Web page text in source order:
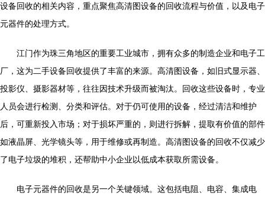
设备回收的相关内容，重点聚焦高清图设备的回收流程与价值，以及电子
元器件的处理方式。
江门作为珠三角地区的重要工业城市，拥有众多的制造企业和电子工
厂，这为二手设备回收提供了丰富的来源。高清图设备，如旧式显示器、
投影仪、摄影器材等，往往因技术升级而被淘汰。回收这些设备时，专业
人员会进行检测、分类和评估。对于仍可使用的设备，经过清洁和维护
后，可重新投入市场；对于损坏严重的，则进行拆解，提取有价值的部件
如液晶屏、光学镜头等，用于维修或再制造。高清图设备的回收不仅减少
了电子垃圾的堆积，还帮助中小企业以低成本获取所需设备。
电子元器件的回收是另一个关键领域。这包括电阻、电容、集成电